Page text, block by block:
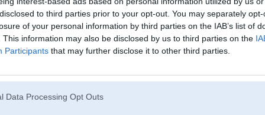
to third parties prior to your opt-out. You may separately
of your personal information by third parties on the IAB’s list of
This information may also be disclosed by us to third parties on the
Participants that may further disclose it to other third parties.
Data Processing Opt Outs
18. Feb 2014, 23:32
no tad var arī akmeni uzpulēt (paskaties kaut vai kapakmeņus
)
pulējās arī keramiskā laka, tik tur ir šis, tas jāzin un jāprot
22:45
vecumam, jo tā ir mega cieta un nepulējas.